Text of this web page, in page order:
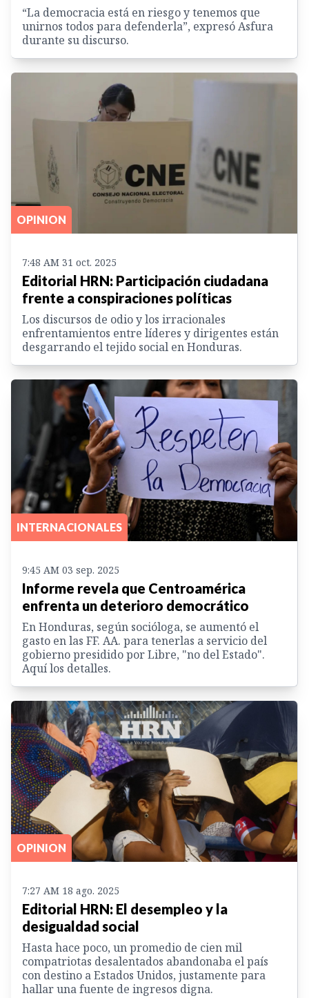
“La democracia está en riesgo y tenemos que
unirnos todos para defenderla”, expresó Asfura
durante su discurso.
OPINION
7:48 AM 31 oct. 2025
Editorial HRN: Participación ciudadana
frente a conspiraciones políticas
Los discursos de odio y los irracionales
enfrentamientos entre líderes y dirigentes están
desgarrando el tejido social en Honduras.
INTERNACIONALES
9:45 AM 03 sep. 2025
Informe revela que Centroamérica
enfrenta un deterioro democrático
En Honduras, según socióloga, se aumentó el
gasto en las FF. AA. para tenerlas a servicio del
gobierno presidido por Libre, "no del Estado".
Aquí los detalles.
OPINION
7:27 AM 18 ago. 2025
Editorial HRN: El desempleo y la
desigualdad social
Hasta hace poco, un promedio de cien mil
compatriotas desalentados abandonaba el país
con destino a Estados Unidos, justamente para
hallar una fuente de ingresos digna.